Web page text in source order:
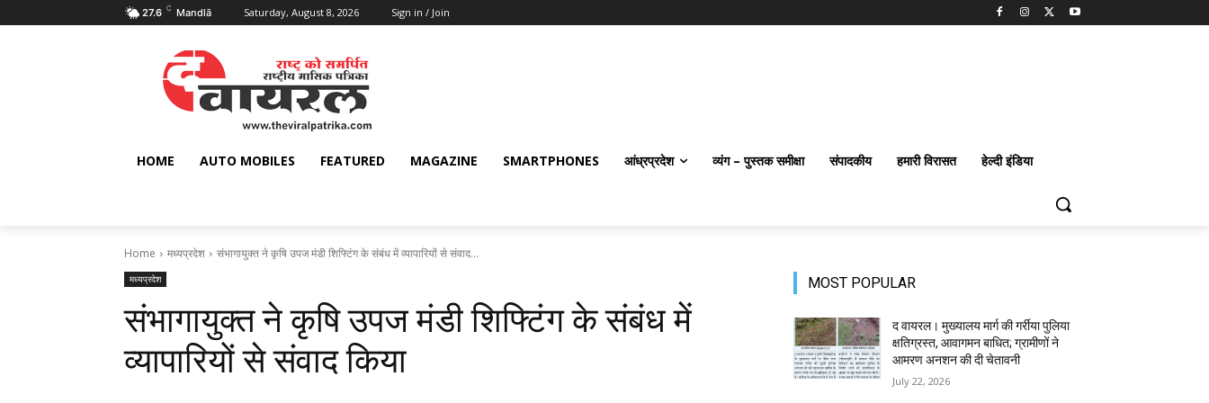
27.6 C Mandlā Saturday, August 8, 2026 Sign in / Join
HOME AUTO MOBILES FEATURED MAGAZINE SMARTPHONES आंध्रप्रदेश व्यंग – पुस्तक समीक्षा संपादकीय हमारी विरासत हेल्दी इंडिया
Home मध्यप्रदेश संभागायुक्त ने कृषि उपज मंडी शिफ्टिंग के संबंध में व्यापारियों से संवाद...
मध्यप्रदेश
संभागायुक्त ने कृषि उपज मंडी शिफ्टिंग के संबंध में
व्यापारियों से संवाद किया
MOST POPULAR
द वायरल। मुख्यालय मार्ग की गर्रीया पुलिया
क्षतिग्रस्त, आवागमन बाधित; ग्रामीणों ने
आमरण अनशन की दी चेतावनी
July 22, 2026